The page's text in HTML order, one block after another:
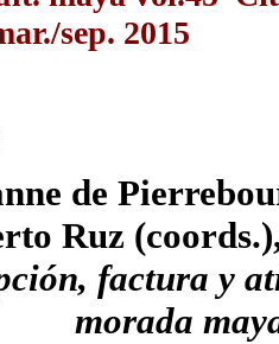
sep. 2015
de
Ruz
factura y
morada